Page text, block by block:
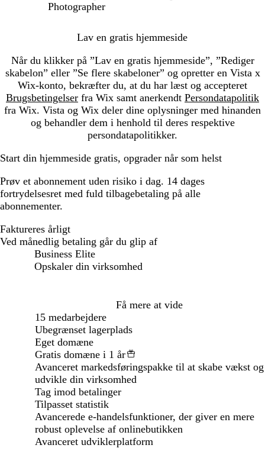
Lav en gratis hjemmeside
Når du klikker på ”Lav en gratis hjemmeside”, ”Rediger
skabelon” eller ”Se flere skabeloner” og opretter en Vista x
Wix-konto, bekræfter du, at du har læst og accepteret
Brugsbetingelser fra Wix samt anerkendt Persondatapolitik
fra Wix. Vista og Wix deler dine oplysninger med hinanden
og behandler dem i henhold til deres respektive
persondatapolitikker.
Start din hjemmeside gratis, opgrader når som helst
Prøv et abonnement uden risiko i dag. 14 dages
fortrydelsesret med fuld tilbagebetaling på alle
abonnementer.
Faktureres årligt
Faktureres årligt
Ved månedlig betaling går du glip af
Business Elite
Opskaler din virksomhed
Få mere at vide
15 medarbejdere
Ubegrænset lagerplads
Eget domæne
Gratis domæne i 1 år
Avanceret markedsføringspakke til at skabe vækst og
udvikle din virksomhed
Tag imod betalinger
Tilpasset statistik
Avancerede e-handelsfunktioner, der giver en mere
robust oplevelse af onlinebutikken
Avanceret udviklerplatform